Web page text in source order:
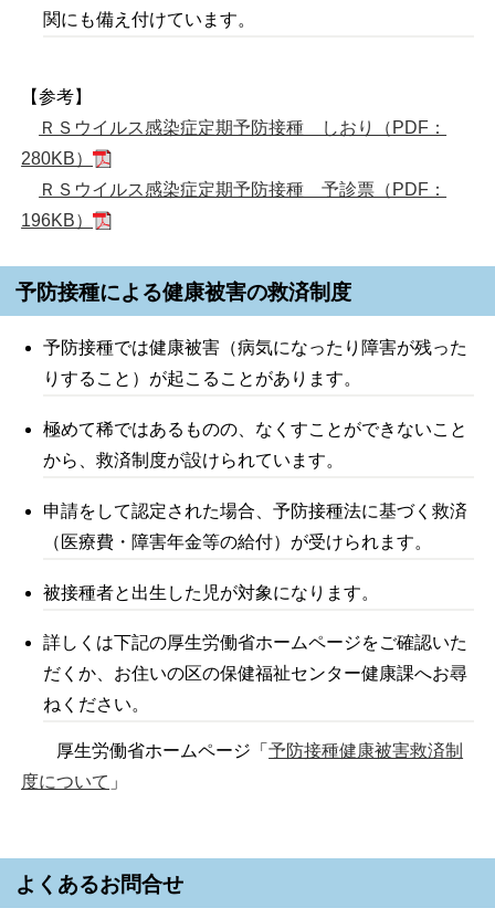
関にも備え付けています。
【参考】
ＲＳウイルス感染症定期予防接種 しおり（PDF：
280KB）
ＲＳウイルス感染症定期予防接種 予診票（PDF：
196KB）
予防接種による健康被害の救済制度
予防接種では健康被害（病気になったり障害が残った
りすること）が起こることがあります。
極めて稀ではあるものの、なくすことができないこと
から、救済制度が設けられています。
申請をして認定された場合、予防接種法に基づく救済
（医療費・障害年金等の給付）が受けられます。
被接種者と出生した児が対象になります。
詳しくは下記の厚生労働省ホームページをご確認いた
だくか、お住いの区の保健福祉センター健康課へお尋
ねください。
厚生労働省ホームページ「予防接種健康被害救済制
度について 」
よくあるお問合せ